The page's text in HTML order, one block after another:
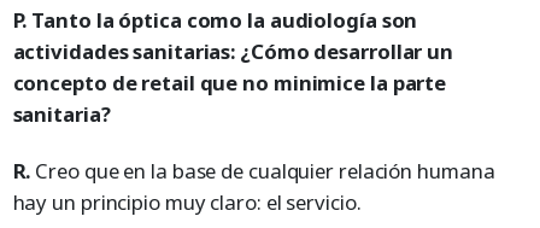
P. Tanto la óptica como la audiología son
actividades sanitarias: ¿Cómo desarrollar un
concepto de retail que no minimice la parte
sanitaria?
R. Creo que en la base de cualquier relación humana
hay un principio muy claro: el servicio.